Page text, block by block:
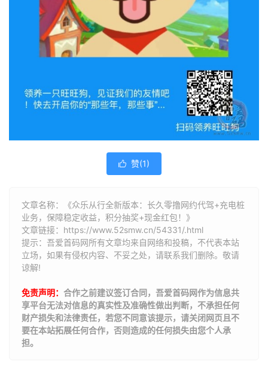
 赞(1)
文章名称：《众乐从行全新版本：长久零撸网约代驾+充电桩
业务，保障稳定收益，积分抽奖+现金红包！》
文章链接： https://www.52smw.cn/54331/.html
提示：吾爱首码网所有文章均来自网络和投稿，不代表本站
立场，如果有侵权内容、不妥之处，请联系我们删除。敬请
谅解!
免责声明： 合作之前建议签订合同，吾爱首码网作为信息共
享平台无法对信息的真实性及准确性做出判断，不承担任何
财产损失和法律责任，若您不同意该提示，请关闭网页且不
要在本站拓展任何合作，否则造成的任何损失由您个人承
担。